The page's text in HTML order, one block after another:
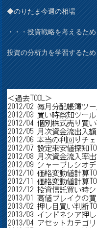
◆のりたま今週の相場
・・・投資戦略を考えるため
投資の分析力を学習するため